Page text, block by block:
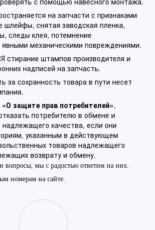
на запчасти с признаками
шлейфы, снятая заводская пленка,
следы клея, потемнение
явными механическими повреждениями.
штампов производителя и
надписей на запчасть.
за сохранность товара в пути несет
защите прав потребителей»,
потребителю в обмене и
надлежащего качества, если они
указанным в действующем
товаров надлежащего
возврату и обмену.
вопросы, мы с радостью ответим на них.
номерам на сайте.